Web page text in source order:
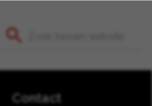
Contact